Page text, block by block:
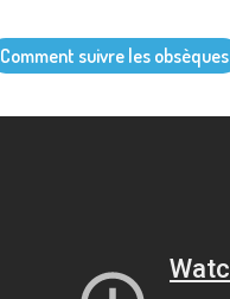
Comment suivre les obsèques